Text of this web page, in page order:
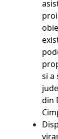
si a
din